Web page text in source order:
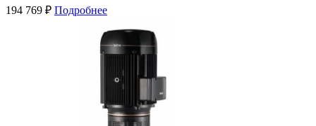
194 769 ₽ Подробнее